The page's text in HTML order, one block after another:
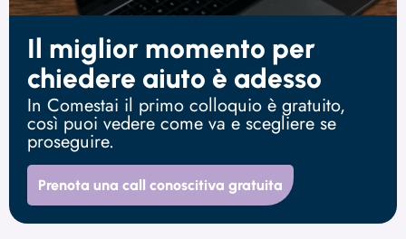
Il miglior momento per
chiedere aiuto è adesso
In Comestai il primo colloquio è gratuito,
così puoi vedere come va e scegliere se
proseguire.
Prenota una call conoscitiva gratuita